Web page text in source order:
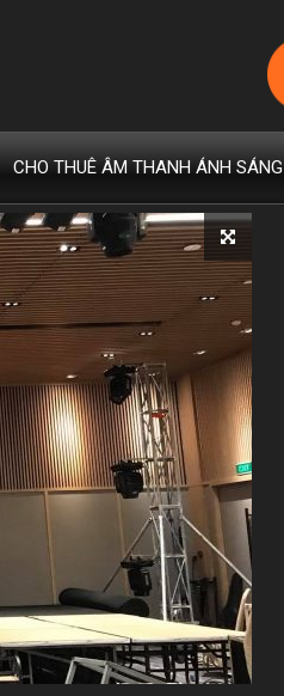
CHO THUÊ ÂM THANH ÁNH SÁNG
NHƠN